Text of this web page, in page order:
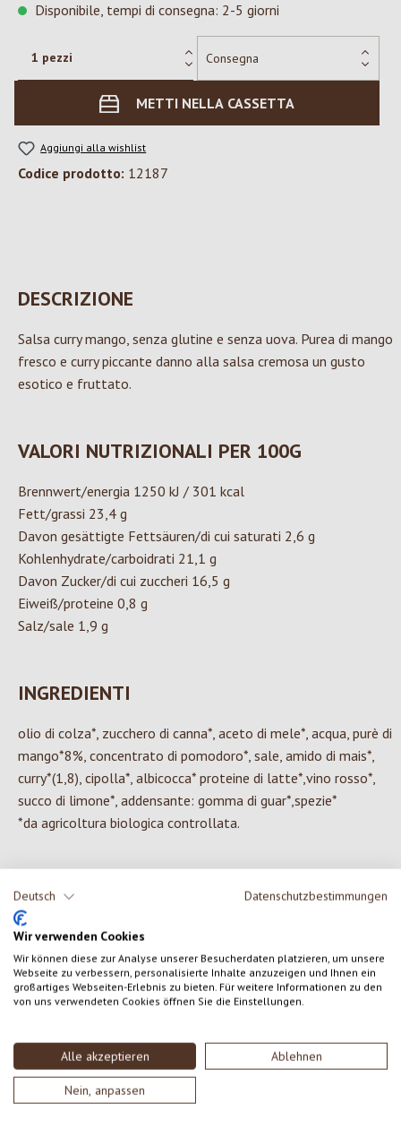
Deutsch Datenschutzbestimmungen
Wir verwenden Cookies
Wir können diese zur Analyse unserer Besucherdaten platzieren, um unsere
Webseite zu verbessern, personalisierte Inhalte anzuzeigen und Ihnen ein
großartiges Webseiten-Erlebnis zu bieten. Für weitere Informationen zu den
von uns verwendeten Cookies öffnen Sie die Einstellungen.
Alle akzeptieren Ablehnen
Nein, anpassen
Disponibile, tempi di consegna: 2-5 giorni
METTI NELLA CASSETTA
Aggiungi alla wishlist
Codice prodotto: 12187
DESCRIZIONE
Salsa curry mango, senza glutine e senza uova. Purea di mango
fresco e curry piccante danno alla salsa cremosa un gusto
esotico e fruttato.
VALORI NUTRIZIONALI PER 100G
Brennwert/energia 1250 kJ / 301 kcal
Fett/grassi 23,4 g
Davon gesättigte Fettsäuren/di cui saturati 2,6 g
Kohlenhydrate/carboidrati 21,1 g
Davon Zucker/di cui zuccheri 16,5 g
Eiweiß/proteine 0,8 g
Salz/sale 1,9 g
INGREDIENTI
olio di colza*, zucchero di canna*, aceto di mele*, acqua, purè di
mango*8%, concentrato di pomodoro*, sale, amido di mais*,
curry*(1,8), cipolla*, albicocca* proteine di latte*,vino rosso*,
succo di limone*, addensante: gomma di guar*,spezie*
*da agricoltura biologica controllata.
0 di 0 valutazioni
Valutazione media di 0 su 5 stelle
Formula una valutazione!
Condividi le tue esperienze con il prodotto con altri clienti.
SCRIVERE UNA RECENSIONE
Visualizza le valutazioni solo nella lingua corrente.